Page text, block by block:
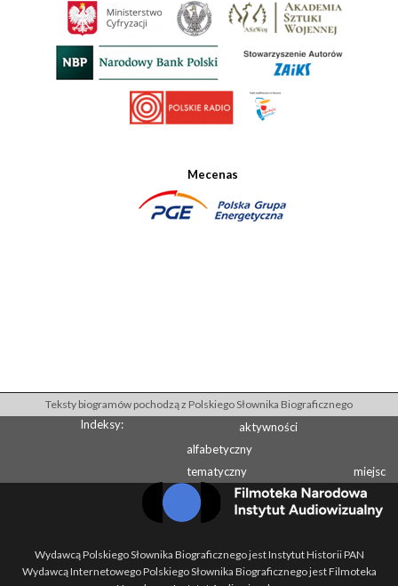
Mecenas
Teksty biogramów pochodzą z Polskiego Słownika Biograficznego
Indeksy:
aktywności
alfabetyczny
tematyczny
miejsc
Wydawcą Polskiego Słownika Biograficznego jest Instytut Historii PAN
Wydawcą Internetowego Polskiego Słownika Biograficznego jest Filmoteka